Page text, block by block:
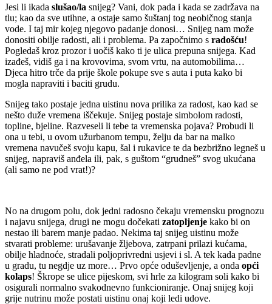
Jesi li ikada slušao/la snijeg? Vani, dok pada i kada se zadržava na
tlu; kao da sve utihne, a ostaje samo šuštanj tog neobičnog stanja
vode. I taj mir kojeg njegovo padanje donosi… Snijeg nam može
donositi obilje radosti, ali i problema. Pa započnimo s radošću!
Pogledaš kroz prozor i uočiš kako ti je ulica prepuna snijega. Kad
izađeš, vidiš ga i na krovovima, svom vrtu, na automobilima…
Djeca hitro trče da prije škole pokupe sve s auta i puta kako bi
mogla napraviti i baciti grudu.
Snijeg tako postaje jedna uistinu nova prilika za radost, kao kad se
nešto duže vremena iščekuje. Snijeg postaje simbolom radosti,
topline, bjeline. Razveseli li tebe ta vremenska pojava? Probudi li
ona u tebi, u ovom užurbanom tempu, želju da bar na malko
vremena navučeš svoju kapu, šal i rukavice te da bezbrižno legneš u
snijeg, napraviš anđela ili, pak, s guštom “grudneš” svog ukućana
(ali samo ne pod vrat!)?
No na drugom polu, dok jedni radosno čekaju vremensku prognozu
i najavu snijega, drugi ne mogu dočekati zatopljenje kako bi on
nestao ili barem manje padao. Nekima taj snijeg uistinu može
stvarati probleme: urušavanje žljebova, zatrpani prilazi kućama,
obilje hladnoće, stradali poljoprivredni usjevi i sl. A tek kada padne
u gradu, tu negdje uz more… Prvo opće oduševljenje, a onda opći
kolaps! Škrope se ulice pijeskom, svi hrle za kilogram soli kako bi
osigurali normalno svakodnevno funkcioniranje. Onaj snijeg koji
grije nutrinu može postati uistinu onaj koji ledi udove.